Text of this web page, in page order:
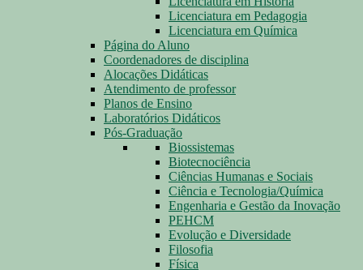
Licenciatura em Pedagogia
Licenciatura em Química
Página do Aluno
Coordenadores de disciplina
Alocações Didáticas
Atendimento de professor
Planos de Ensino
Laboratórios Didáticos
Pós-Graduação
Biossistemas
Biotecnociência
Ciências Humanas e Sociais
Ciência e Tecnologia/Química
Engenharia e Gestão da Inovação
PEHCM
Evolução e Diversidade
Filosofia
Física